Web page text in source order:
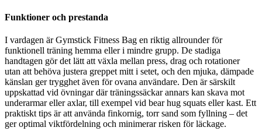
Funktioner och prestanda
I vardagen är Gymstick Fitness Bag en riktig allrounder för
funktionell träning hemma eller i mindre grupp. De stadiga
handtagen gör det lätt att växla mellan press, drag och rotationer
utan att behöva justera greppet mitt i setet, och den mjuka, dämpade
känslan ger trygghet även för ovana användare. Den är särskilt
uppskattad vid övningar där träningssäckar annars kan skava mot
underarmar eller axlar, till exempel vid bear hug squats eller kast. Ett
praktiskt tips är att använda finkornig, torr sand som fyllning – det
ger optimal viktfördelning och minimerar risken för läckage.